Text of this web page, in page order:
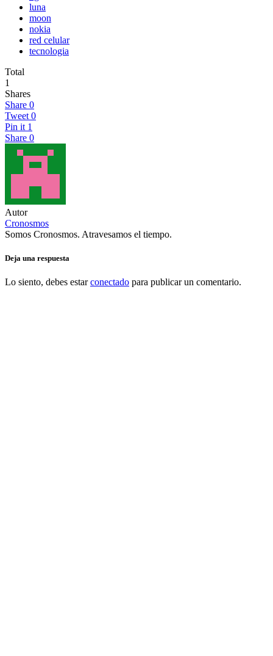
luna
moon
nokia
red celular
tecnologia
Total
1
Shares
Share 0
Tweet 0
Pin it 1
Share 0
Autor
Cronosmos
Somos Cronosmos. Atravesamos el tiempo.
Deja una respuesta
Lo siento, debes estarconectado para publicar un comentario.